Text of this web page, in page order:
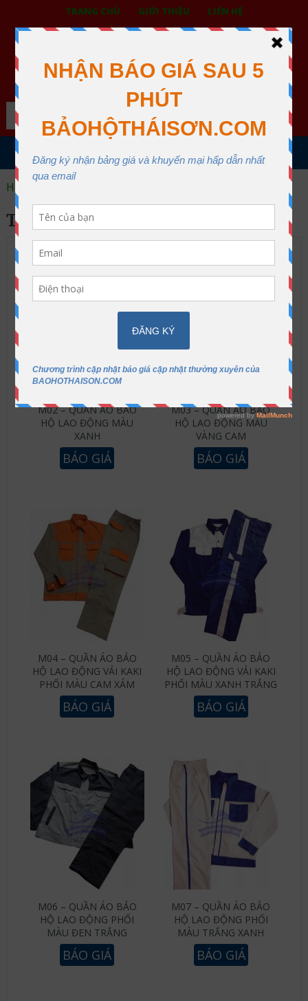
TRANG CHỦ GIỚI THIỆU LIÊN HỆ
BẢO HỘ LAO ĐỘNG THÁI SƠN
XƯỞNG MAY THÁI SƠN QUẬN 12
Search
MENU
Home
TRANG PHỤC CÔNG NHÂN
M02 – QUẦN ÁO BẢO
HỘ LAO ĐỘNG MÀU
XANH
BÁO GIÁ
M03 – QUẦN ÁO BẢO
HỘ LAO ĐỘNG MÀU
VÀNG CAM
BÁO GIÁ
M04 – QUẦN ÁO BẢO
HỘ LAO ĐỘNG VẢI KAKI
PHỐI MÀU CAM XÁM
BÁO GIÁ
M05 – QUẦN ÁO BẢO
HỘ LAO ĐỘNG VẢI KAKI
PHỐI MÀU XANH TRẮNG
BÁO GIÁ
M06 – QUẦN ÁO BẢO
HỘ LAO ĐỘNG PHỐI
MÀU ĐEN TRẮNG
BÁO GIÁ
M07 – QUẦN ÁO BẢO
HỘ LAO ĐỘNG PHỐI
MÀU TRẮNG XANH
BÁO GIÁ